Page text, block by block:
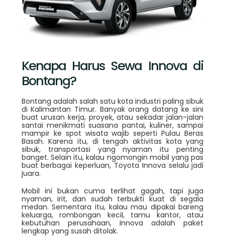
Kenapa Harus Sewa Innova di
Bontang?
Bontang adalah salah satu kota industri paling sibuk
di Kalimantan Timur. Banyak orang datang ke sini
buat urusan kerja, proyek, atau sekadar jalan-jalan
santai menikmati suasana pantai, kuliner, sampai
mampir ke spot wisata wajib seperti Pulau Beras
Basah. Karena itu, di tengah aktivitas kota yang
sibuk, transportasi yang nyaman itu penting
banget. Selain itu, kalau ngomongin mobil yang pas
buat berbagai keperluan, Toyota Innova selalu jadi
juara.
Mobil ini bukan cuma terlihat gagah, tapi juga
nyaman, irit, dan sudah terbukti kuat di segala
medan. Sementara itu, kalau mau dipakai bareng
keluarga, rombongan kecil, tamu kantor, atau
kebutuhan perusahaan, Innova adalah paket
lengkap yang susah ditolak.